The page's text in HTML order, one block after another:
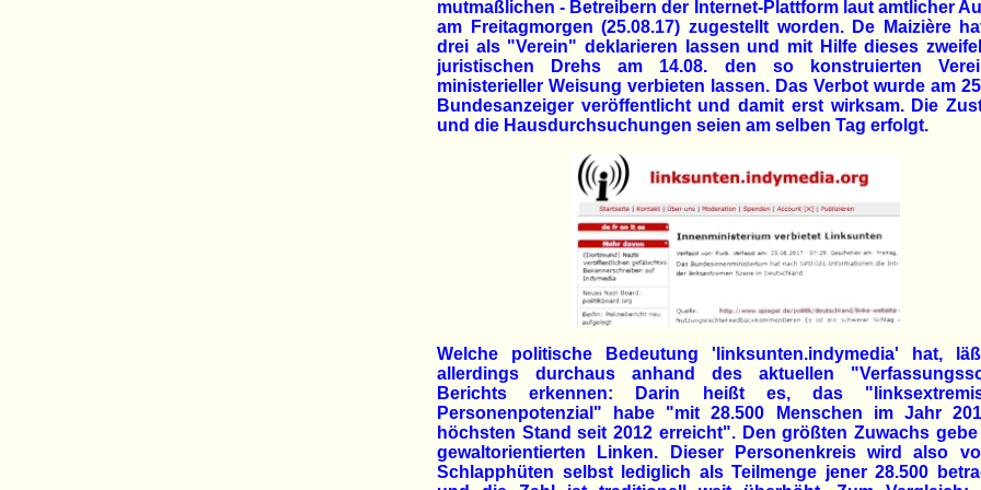
mutmaßlichen - Betreibern der Internet-Plattform laut amtlicher
am Freitagmorgen (25.08.17) zugestellt worden. De Maizière
drei als "Verein" deklarieren lassen und mit Hilfe dieses
juristischen Drehs am 14.08. den so konstruierten
ministerieller Weisung verbieten lassen. Das Verbot wurde am
Bundesanzeiger veröffentlicht und damit erst wirksam. Die
und die Hausdurchsuchungen seien am selben Tag erfolgt.
Welche politische Bedeutung 'linksunten.indymedia' hat,
allerdings durchaus anhand des aktuellen
Berichts erkennen: Darin heißt es, das
Personenpotenzial" habe "mit 28.500 Menschen im Jahr
höchsten Stand seit 2012 erreicht". Den größten Zuwachs
gewaltorientierten Linken. Dieser Personenkreis wird also
Schlapphüten selbst lediglich als Teilmenge jener 28.500